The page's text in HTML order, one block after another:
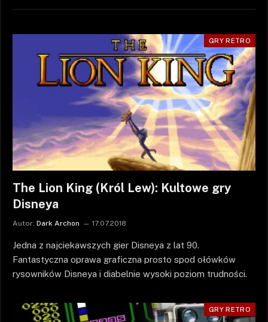
GRY RETRO
The Lion King (Król Lew): Kultowe gry
Disneya
Autor: Dark Archon 17.07.2018
Jedna z najciekawszych gier Disneya z lat 90.
Fantastyczna oprawa graficzna prosto spod ołówków
rysowników Disneya i diabelnie wysoki poziom trudności.
GRY RETRO